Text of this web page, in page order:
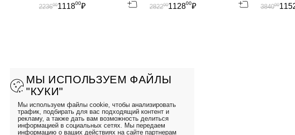
111800₽
223600 112800₽
282200 384000
МЫ ИСПОЛЬЗУЕМ ФАЙЛЫ
"КУКИ"
Мы используем файлы cookie, чтобы анализировать
трафик, подбирать для вас подходящий контент и
рекламу, а также дать вам возможность делиться
информацией в социальных сетях. Мы передаем
информацию о ваших действиях на сайте партнерам